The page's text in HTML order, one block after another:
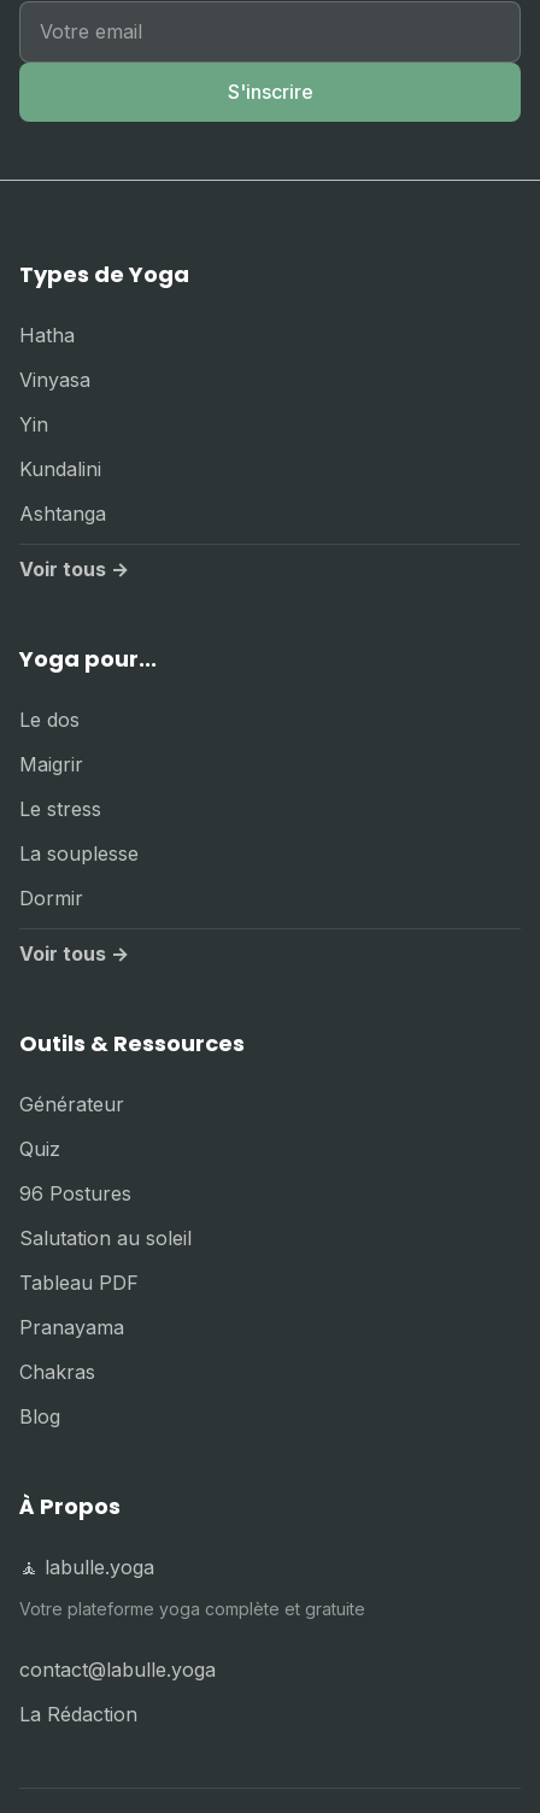
S'inscrire
Types de Yoga
Hatha
Vinyasa
Yin
Kundalini
Ashtanga
Voir tous →
Yoga pour...
Le dos
Maigrir
Le stress
La souplesse
Dormir
Voir tous →
Outils & Ressources
Générateur
Quiz
96 Postures
Salutation au soleil
Tableau PDF
Pranayama
Chakras
Blog
À Propos
🧘 labulle.yoga
Votre plateforme yoga complète et gratuite
contact@labulle.yoga
La Rédaction